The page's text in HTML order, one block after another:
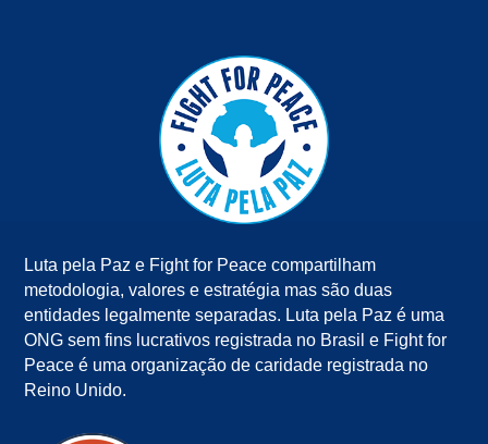
Luta pela Paz e Fight for Peace compartilham
metodologia, valores e estratégia mas são duas
entidades legalmente separadas. Luta pela Paz é uma
ONG sem fins lucrativos registrada no Brasil e Fight for
Peace é uma organização de caridade registrada no
Reino Unido.